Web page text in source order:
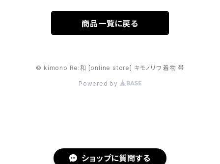
ショップに質問する
商品一覧に戻る
© kimono Re:和 [online store] キモノリワ 着物 帯
Powered by